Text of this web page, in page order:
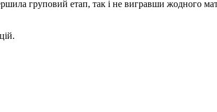
груповий етап, так і не вигравши жодного